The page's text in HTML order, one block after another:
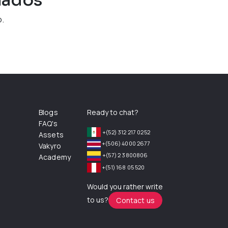
Blogs
FAQ's
Assets
Vakyro
Academy
Ready to chat?
+(52) 312 217 0252
+(506) 4000 2677
+(57) 2 3800806
+(51) 168 05 520
Would you rather write
to us?
Contact us